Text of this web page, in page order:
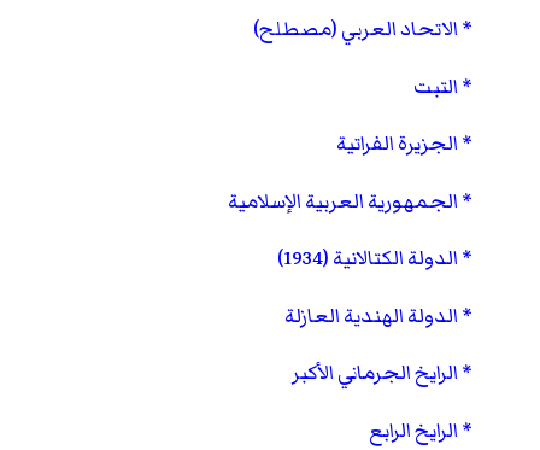
الاتحاد العربي (مصطلح)
التبت
الجزيرة الفراتية
الجمهورية العربية الإسلامية
الدولة الكتالانية (1934)
الدولة الهندية العازلة
الرايخ الجرماني الأكبر
الرايخ الرابع